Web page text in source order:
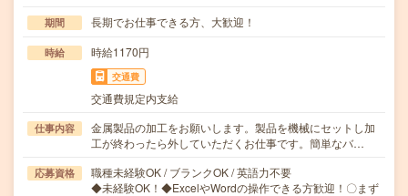
期間 長期でお仕事できる方、大歓迎！
時給 時給1170円
交通費
交通費規定内支給
仕事内容
金属製品の加工をお願いします。製品を機械にセットし加
工が終わったら外していただくお仕事です。簡単なバ…
応募資格
職種未経験OK / ブランクOK / 英語力不要
◆未経験OK！◆ExcelやWordの操作できる方歓迎！〇まず